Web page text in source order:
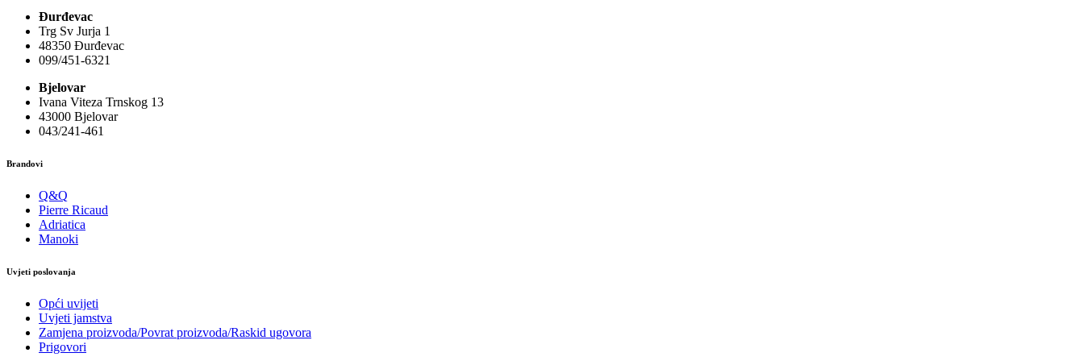
Đurđevac
Trg Sv Jurja 1
48350 Đurđevac
099/451-6321
Bjelovar
Ivana Viteza Trnskog 13
43000 Bjelovar
043/241-461
Brandovi
Q&Q
Pierre Ricaud
Adriatica
Manoki
Uvjeti poslovanja
Opći uvijeti
Uvjeti jamstva
Zamjena proizvoda/Povrat proizvoda/Raskid ugovora
Prigovori